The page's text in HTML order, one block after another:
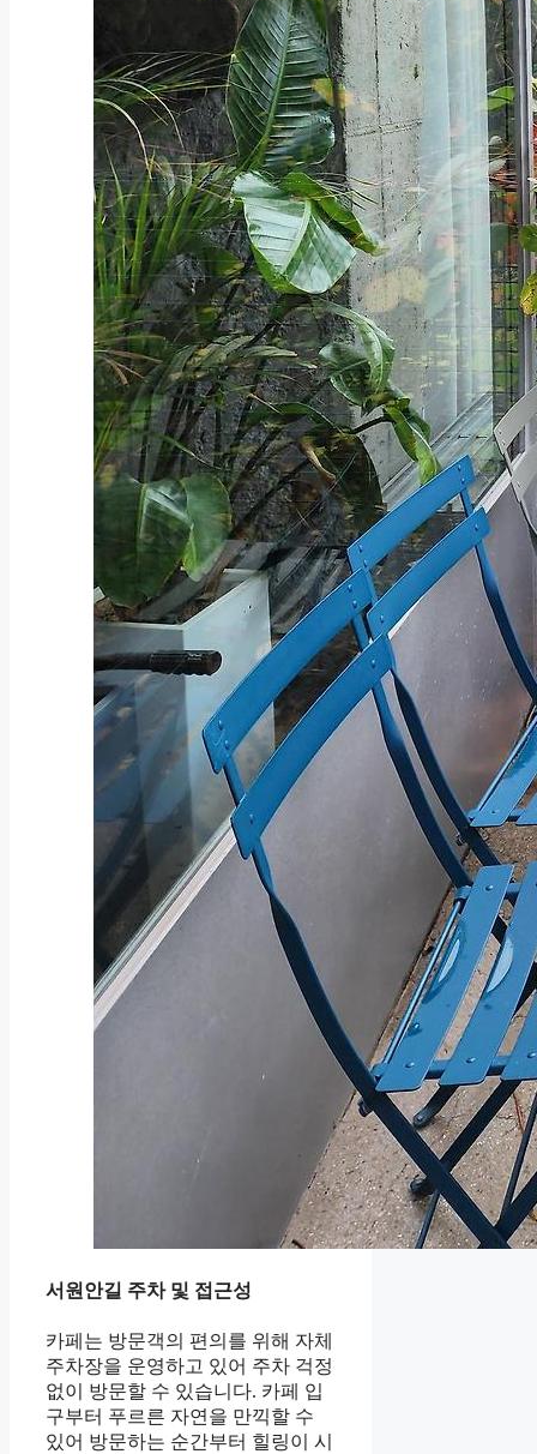
서원안길 주차 및 접근성
카페는 방문객의 편의를 위해 자체
주차장을 운영하고 있어 주차 걱정
없이 방문할 수 있습니다. 카페 입
구부터 푸르른 자연을 만끽할 수
있어 방문하는 순간부터 힐링이 시